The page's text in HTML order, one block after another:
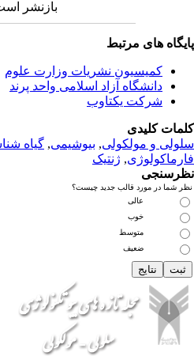
نشریات وزارت علوم
اسلامی واحد پرند
,بیوشیمی,گیاه شناسی,
جدید چیست؟